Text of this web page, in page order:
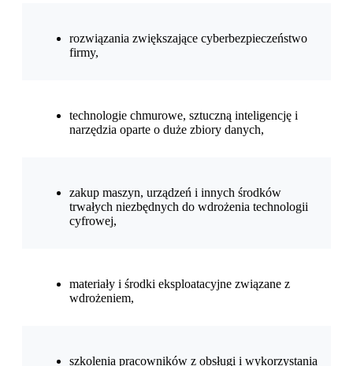
rozwiązania zwiększające cyberbezpieczeństwo
firmy,
technologie chmurowe, sztuczną inteligencję i
narzędzia oparte o duże zbiory danych,
zakup maszyn, urządzeń i innych środków
trwałych niezbędnych do wdrożenia technologii
cyfrowej,
materiały i środki eksploatacyjne związane z
wdrożeniem,
szkolenia pracowników z obsługi i wykorzystania